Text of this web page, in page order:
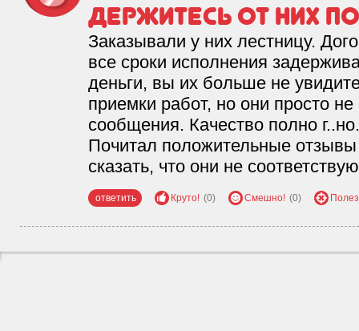
Держитесь от них
Заказывали у них лестницу.
все сроки исполнения
деньги, вы их больше не
приемки работ, но они просто
сообщения. Качество полно г..но.
Почитал положительные
сказать, что они не
ответить Круто! (0) Смешно! (0)